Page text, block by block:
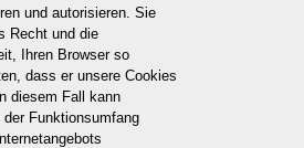
und autorisieren. Sie
Recht und die
Ihren Browser so
dass er unsere Cookies
diesem Fall kann
der Funktionsumfang